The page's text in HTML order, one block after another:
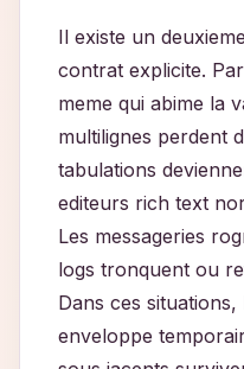
Il existe un
contrat explicite.
meme qui abime la
multilignes perdent
tabulations
editeurs rich text
Les messageries
logs tronquent ou
Dans ces
enveloppe